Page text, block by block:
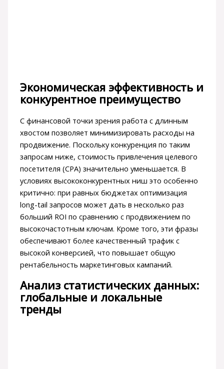
Экономическая эффективность и
конкурентное преимущество
С финансовой точки зрения работа с длинным
хвостом позволяет минимизировать расходы на
продвижение. Поскольку конкуренция по таким
запросам ниже, стоимость привлечения целевого
посетителя (CPA) значительно уменьшается. В
условиях высококонкурентных ниш это особенно
критично: при равных бюджетах оптимизация
long-tail запросов может дать в несколько раз
больший ROI по сравнению с продвижением по
высокочастотным ключам. Кроме того, эти фразы
обеспечивают более качественный трафик с
высокой конверсией, что повышает общую
рентабельность маркетинговых кампаний.
Анализ статистических данных:
глобальные и локальные
тренды